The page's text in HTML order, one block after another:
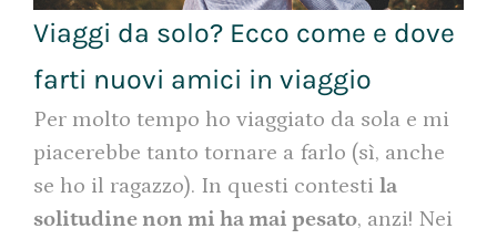
Viaggi da solo? Ecco come e dove
farti nuovi amici in viaggio
Per molto tempo ho viaggiato da sola e mi
piacerebbe tanto tornare a farlo (sì, anche
se ho il ragazzo). In questi contesti la
solitudine non mi ha mai pesato, anzi! Nei